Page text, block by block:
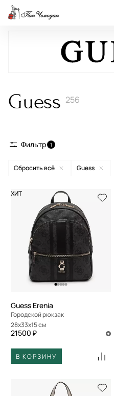
Guess 256
Фильтр 1
Сбросить всё Guess
ХИТ
Guess Erenia
Городской рюкзак
28x33x15 см
21500 ₽
В КОРЗИНУ